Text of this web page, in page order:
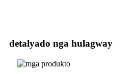
detalyado nga hulagway